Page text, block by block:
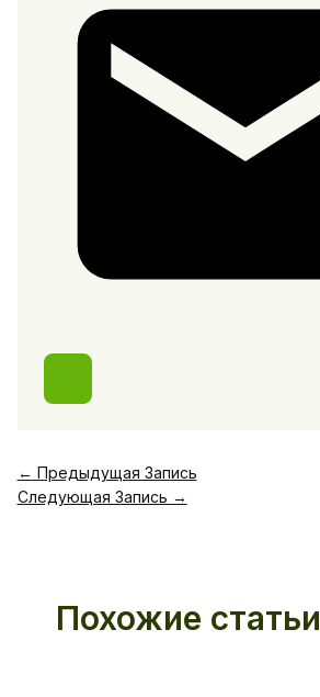
← Предыдущая Запись
Следующая Запись →
Похожие статьи